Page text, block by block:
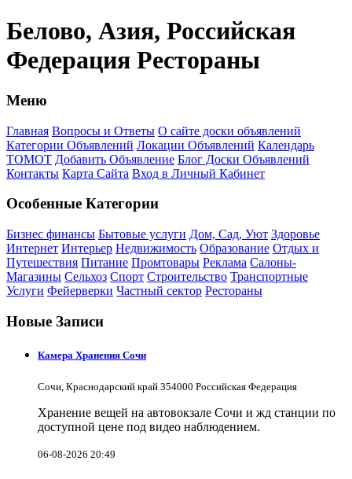
Белово, Азия, Российская
Федерация Рестораны
Меню
Главная Вопросы и Ответы О сайте доски объявлений
Категории Объявлений Локации Объявлений Календарь
ТОМОТ Добавить Объявление Блог Доски Объявлений
Контакты Карта Сайта Вход в Личный Кабинет
Особенные Категории
Бизнес финансы Бытовые услуги Дом, Сад, Уют Здоровье
Интернет Интерьер Недвижимость Образование Отдых и
Путешествия Питание Промтовары Реклама Салоны-
Магазины Сельхоз Спорт Строительство Транспортные
Услуги Фейерверки Частный сектор Рестораны
Новые Записи
Камера Хранения Сочи
Сочи, Краснодарский край 354000 Российская Федерация
Хранение вещей на автовокзале Сочи и жд станции по
доступной цене под видео наблюдением.
06-08-2026 20:49